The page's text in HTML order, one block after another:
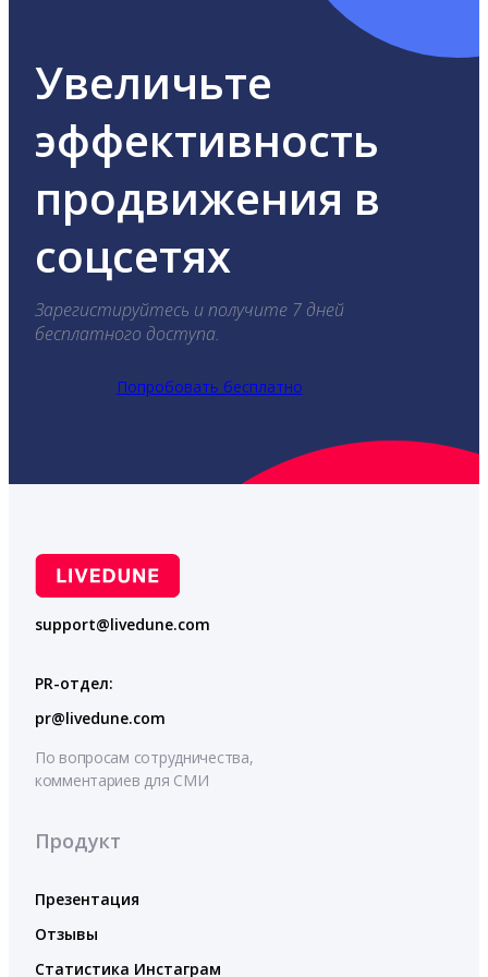
Увеличьте
эффективность
продвижения в
соцсетях
Зарегистируйтесь и получите 7 дней
бесплатного доступа.
Попробовать бесплатно
support@livedune.com
PR-отдел:
pr@livedune.com
По вопросам сотрудничества,
комментариев для СМИ
Продукт
Презентация
Отзывы
Статистика Инстаграм